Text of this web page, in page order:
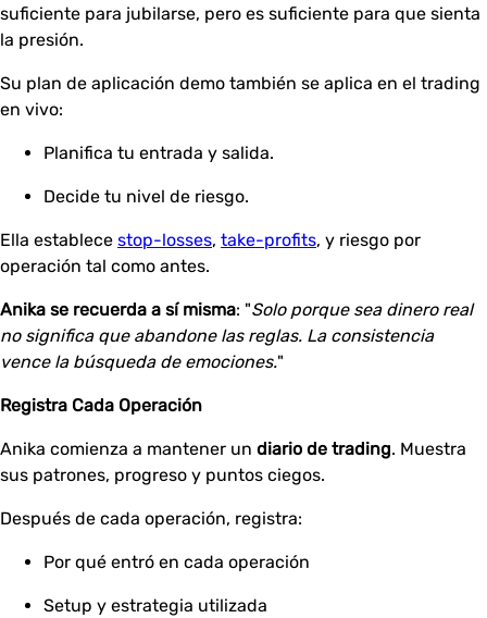
suficiente para jubilarse, pero es suficiente para que sienta
la presión.
Su plan de aplicación demo también se aplica en el trading
en vivo:
Planifica tu entrada y salida.
Decide tu nivel de riesgo.
Ella establece stop-losses, take-profits, y riesgo por
operación tal como antes.
Anika se recuerda a sí misma: "Solo porque sea dinero real
no significa que abandone las reglas. La consistencia
vence la búsqueda de emociones."
Registra Cada Operación
Anika comienza a mantener un diario de trading. Muestra
sus patrones, progreso y puntos ciegos.
Después de cada operación, registra:
Por qué entró en cada operación
Setup y estrategia utilizada